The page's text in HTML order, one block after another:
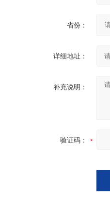
省份：
详细地址：
补充说明：
验证码：